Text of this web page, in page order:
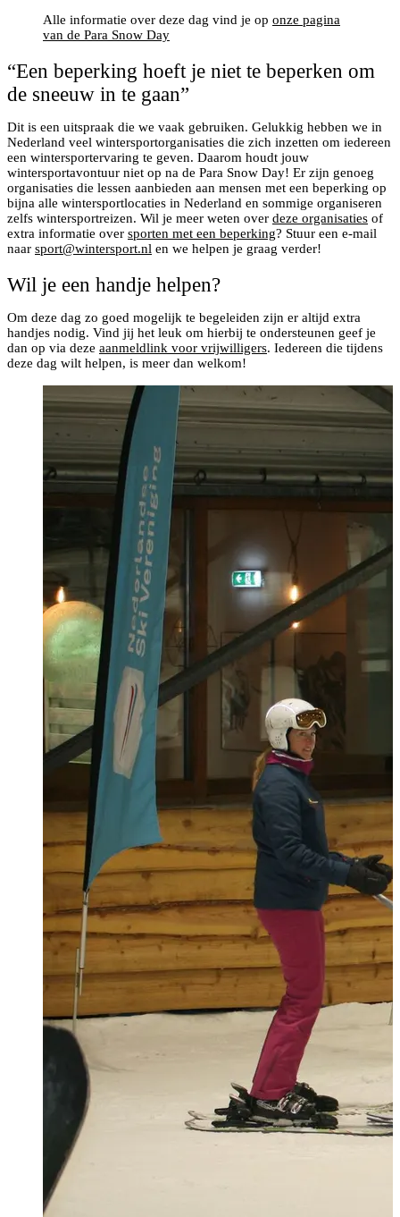
Alle informatie over deze dag vind je op onze pagina
van de Para Snow Day
“Een beperking hoeft je niet te beperken om
de sneeuw in te gaan”
Dit is een uitspraak die we vaak gebruiken. Gelukkig hebben we in
Nederland veel wintersportorganisaties die zich inzetten om iedereen
een wintersportervaring te geven. Daarom houdt jouw
wintersportavontuur niet op na de Para Snow Day! Er zijn genoeg
organisaties die lessen aanbieden aan mensen met een beperking op
bijna alle wintersportlocaties in Nederland en sommige organiseren
zelfs wintersportreizen. Wil je meer weten over deze organisaties of
extra informatie over sporten met een beperking? Stuur een e-mail
naar sport@wintersport.nl en we helpen je graag verder!
Wil je een handje helpen?
Om deze dag zo goed mogelijk te begeleiden zijn er altijd extra
handjes nodig. Vind jij het leuk om hierbij te ondersteunen geef je
dan op via deze aanmeldlink voor vrijwilligers. Iedereen die tijdens
deze dag wilt helpen, is meer dan welkom!